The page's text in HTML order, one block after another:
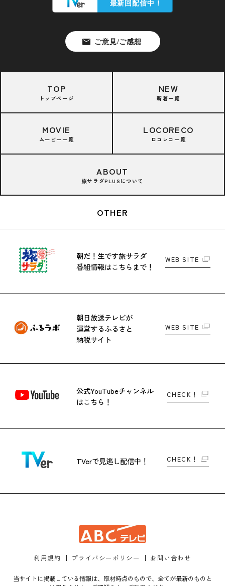
TOP
トップページ
NEW
新着一覧
MOVIE
ムービー一覧
LOCORECO
ロコレコ一覧
ABOUT
旅サラダPLUSについて
OTHER
朝だ！生です旅サラダ
番組情報はこちらまで！
WEB SITE
朝日放送テレビが
運営するふるさと
納税サイト
WEB SITE
公式YouTubeチャンネル
はこちら！
CHECK！
TVerで見逃し配信中！ CHECK！
利用規約 プライバシーポリシー お問い合わせ
当サイトに掲載している情報は、取材時点のもので、全てが最新のものと